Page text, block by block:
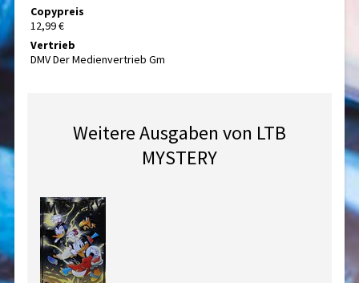
Copypreis
12,99 €
Vertrieb
DMV Der Medienvertrieb Gm
Weitere Ausgaben von LTB
MYSTERY